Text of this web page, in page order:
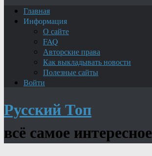
Главная
Информация
О сайте
FAQ
Авторские права
Как выкладывать новости
Полезные сайты
Войти
Русский Топ
всё самое интересное